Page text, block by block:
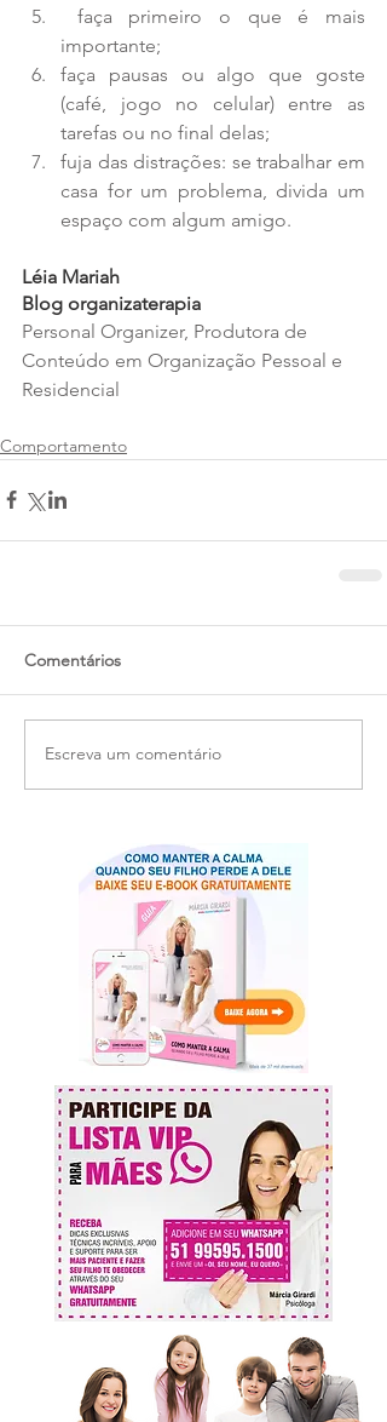
importante;
faça pausas ou algo que goste
(café, jogo no celular) entre as
tarefas ou no final delas;
fuja das distrações: se trabalhar em
casa for um problema, divida um
espaço com algum amigo.
Léia Mariah
Blog organizaterapia
Personal Organizer, Produtora de
Conteúdo em Organização Pessoal e
Residencial
Comportamento
Comentários
Escreva um comentário